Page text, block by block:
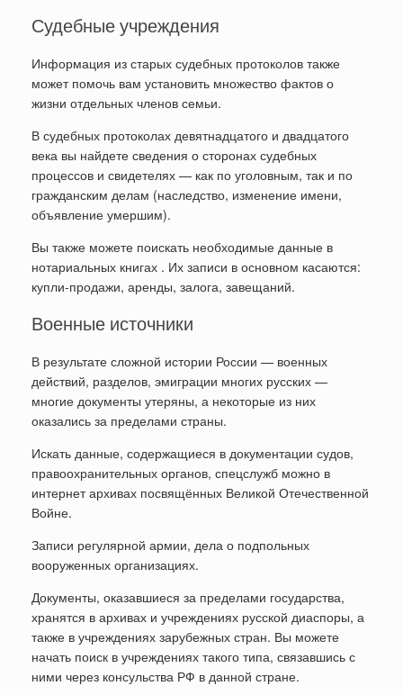
Судебные учреждения
Информация из старых судебных протоколов также
может помочь вам установить множество фактов о
жизни отдельных членов семьи.
В судебных протоколах девятнадцатого и двадцатого
века вы найдете сведения о сторонах судебных
процессов и свидетелях — как по уголовным, так и по
гражданским делам (наследство, изменение имени,
объявление умершим).
Вы также можете поискать необходимые данные в
нотариальных книгах . Их записи в основном касаются:
купли-продажи, аренды, залога, завещаний.
Военные источники
В результате сложной истории России — военных
действий, разделов, эмиграции многих русских —
многие документы утеряны, а некоторые из них
оказались за пределами страны.
Искать данные, содержащиеся в документации судов,
правоохранительных органов, спецслужб можно в
интернет архивах посвящённых Великой Отечественной
Войне.
Записи регулярной армии, дела о подпольных
вооруженных организациях.
Документы, оказавшиеся за пределами государства,
хранятся в архивах и учреждениях русской диаспоры, а
также в учреждениях зарубежных стран. Вы можете
начать поиск в учреждениях такого типа, связавшись с
ними через консульства РФ в данной стране.